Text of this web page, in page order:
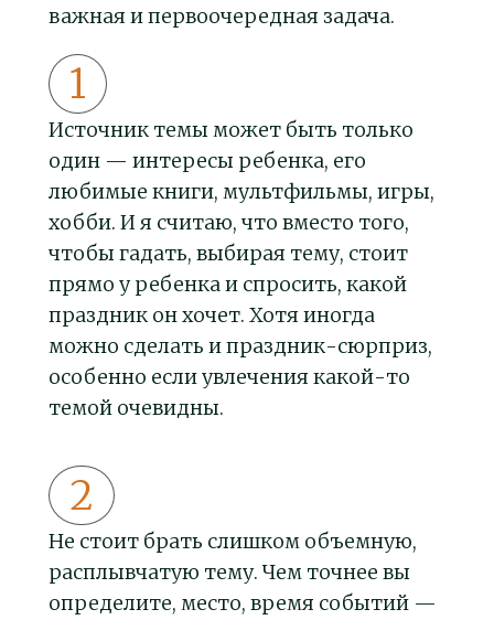
важная и первоочередная задача.
Источник темы может быть только
один — интересы ребенка, его
любимые книги, мультфильмы, игры,
хобби. И я считаю, что вместо того,
чтобы гадать, выбирая тему, стоит
прямо у ребенка и спросить, какой
праздник он хочет. Хотя иногда
можно сделать и праздник-сюрприз,
особенно если увлечения какой-то
темой очевидны.
Не стоит брать слишком объемную,
расплывчатую тему. Чем точнее вы
определите, место, время событий —